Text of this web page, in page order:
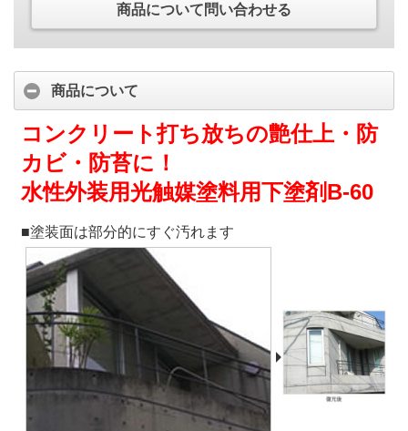
商品について問い合わせる
商品について
コンクリート打ち放ちの艶仕上・防
カビ・防苔に！
水性外装用光触媒塗料用下塗剤B-60
■塗装面は部分的にすぐ汚れます